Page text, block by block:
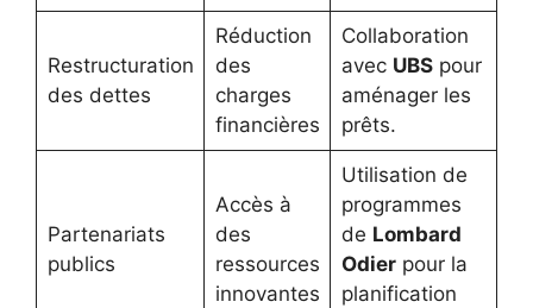
Restructuration
des dettes
Réduction
des
charges
financières
Collaboration
avec UBSpour
aménager les
prêts.
Partenariats
publics
Accès à
des
ressources
innovantes
Utilisation de
programmes
de Lombard
Odierpour la
planification